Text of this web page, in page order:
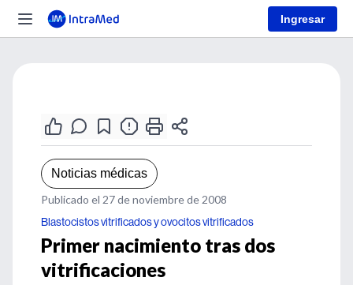
Ingresar
Noticias médicas
Publicado el 27 de noviembre de 2008
Blastocistos vitrificados y ovocitos vitrificados
Primer nacimiento tras dos
vitrificaciones